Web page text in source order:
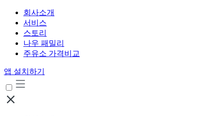
회사소개
서비스
스토리
나우 패밀리
주유소 가격비교
앱 설치하기